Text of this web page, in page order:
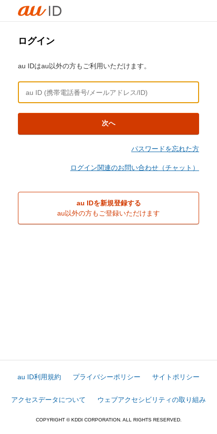
ログイン
au IDはau以外の方もご利用いただけます。
次へ
パスワードを忘れた方
ログイン関連のお問い合わせ（チャット）
au IDを新規登録する
au以外の方もご登録いただけます
au ID利用規約 プライバシーポリシー サイトポリシー
アクセスデータについて ウェブアクセシビリティの取り組み
COPYRIGHT © KDDI CORPORATION. ALL RIGHTS RESERVED.